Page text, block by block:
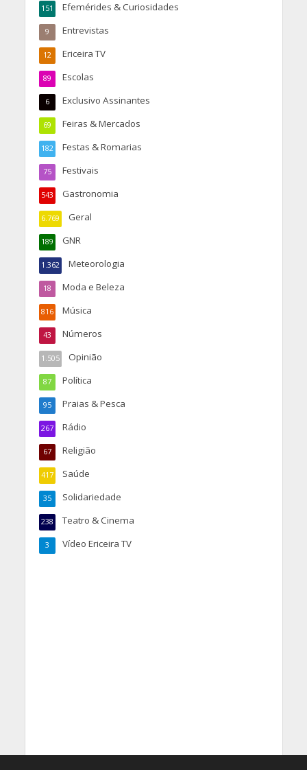
Efemérides & Curiosidades
151
Entrevistas
9
Ericeira TV
12
Escolas
89
Exclusivo Assinantes
6
Feiras & Mercados
69
Festas & Romarias
182
Festivais
75
Gastronomia
543
Geral
6.769
GNR
189
Meteorologia
1.362
Moda e Beleza
18
Música
816
Números
43
Opinião
1.505
Política
87
Praias & Pesca
95
Rádio
267
Religião
67
Saúde
417
Solidariedade
35
Teatro & Cinema
238
Vídeo Ericeira TV
3